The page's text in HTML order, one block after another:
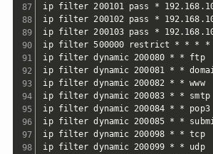
ip filter 200101 pass *
ip filter 200102 pass *
ip filter 200103 pass *
ip filter 500000 restrict * * * *
ip filter dynamic 200080 * * ftp
ip filter dynamic 200081 * *
ip filter dynamic 200082 * * www
ip filter dynamic 200083 * * smtp
ip filter dynamic 200084 * * pop3
ip filter dynamic 200085 * *
ip filter dynamic 200098 * * tcp
ip filter dynamic 200099 * * udp